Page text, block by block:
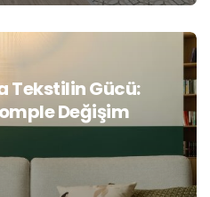
Tekstilin Gücü:
Değişim